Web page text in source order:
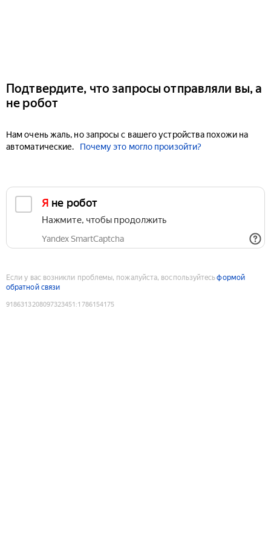
Подтвердите, что запросы отправляли вы, а
не робот
Нам очень жаль, но запросы с вашего устройства похожи на
автоматические.
Почему это могло произойти?
Я не робот
Нажмите, чтобы продолжить
Yandex SmartCaptcha
Если у вас возникли проблемы, пожалуйста, воспользуйтесьформой
обратной связи
9186313208097323451 :1786154175